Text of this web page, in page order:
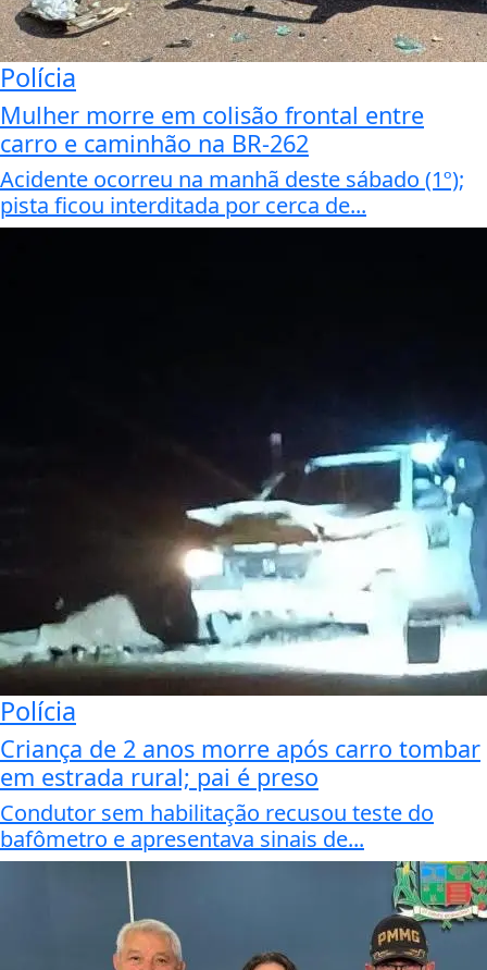
Polícia
Mulher morre em colisão frontal entre
carro e caminhão na BR-262
Acidente ocorreu na manhã deste sábado (1º);
pista ficou interditada por cerca de...
Polícia
Criança de 2 anos morre após carro tombar
em estrada rural; pai é preso
Condutor sem habilitação recusou teste do
bafômetro e apresentava sinais de...